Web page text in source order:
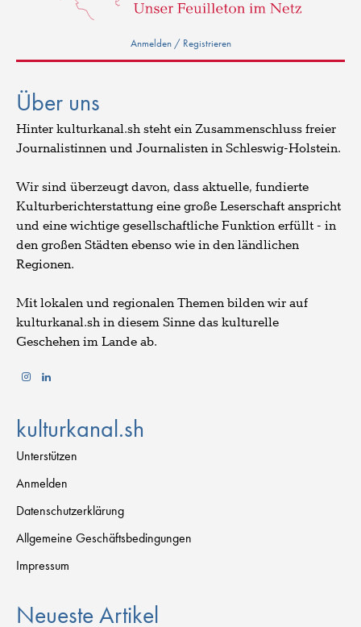
Anmelden / Registrieren
Über uns
Hinter kulturkanal.sh steht ein Zusammenschluss freier
Journalistinnen und Journalisten in Schleswig-Holstein.
Wir sind überzeugt davon, dass aktuelle, fundierte
Kulturberichterstattung eine große Leserschaft anspricht
und eine wichtige gesellschaftliche Funktion erfüllt - in
den großen Städten ebenso wie in den ländlichen
Regionen.
Mit lokalen und regionalen Themen bilden wir auf
kulturkanal.sh in diesem Sinne das kulturelle
Geschehen im Lande ab.
kulturkanal.sh
Unterstützen
Anmelden
Datenschutzerklärung
Allgemeine Geschäftsbedingungen
Impressum
Neueste Artikel